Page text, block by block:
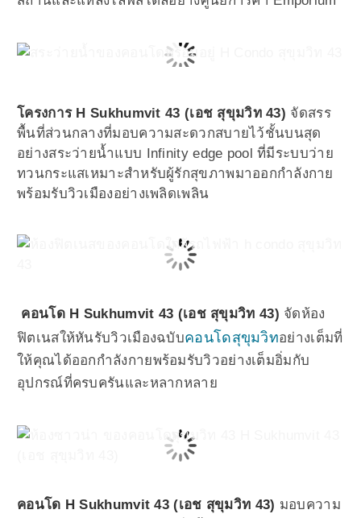
โครงการ H Sukhumvit 43 (เอช สุขุมวิท 43) จัดสรร
พื้นที่ส่วนกลางที่มอบความสะดวกสบายไว้ชั้นบนสุด
อย่างสระว่ายน้ำแบบ Infinity edge pool ที่มีระบบว่าย
ทวนกระแสเหมาะสำหรับผู้รักสุขภาพมาออกกำลังกาย
พร้อมรับวิวเมืองอย่างเพลิดเพลิน
คอนโด H Sukhumvit 43 (เอช สุขุมวิท 43) จัดห้อง
ฟิตเนสให้หันรับวิวเมืองฉบับคอนโดสุขุมวิทอย่างเต็มที่
ให้คุณได้ออกกำลังกายพร้อมรับวิวอย่างเต็มอิ่มกับ
อุปกรณ์ที่ครบครันและหลากหลาย
คอนโด H Sukhumvit 43 (เอช สุขุมวิท 43) มอบความ